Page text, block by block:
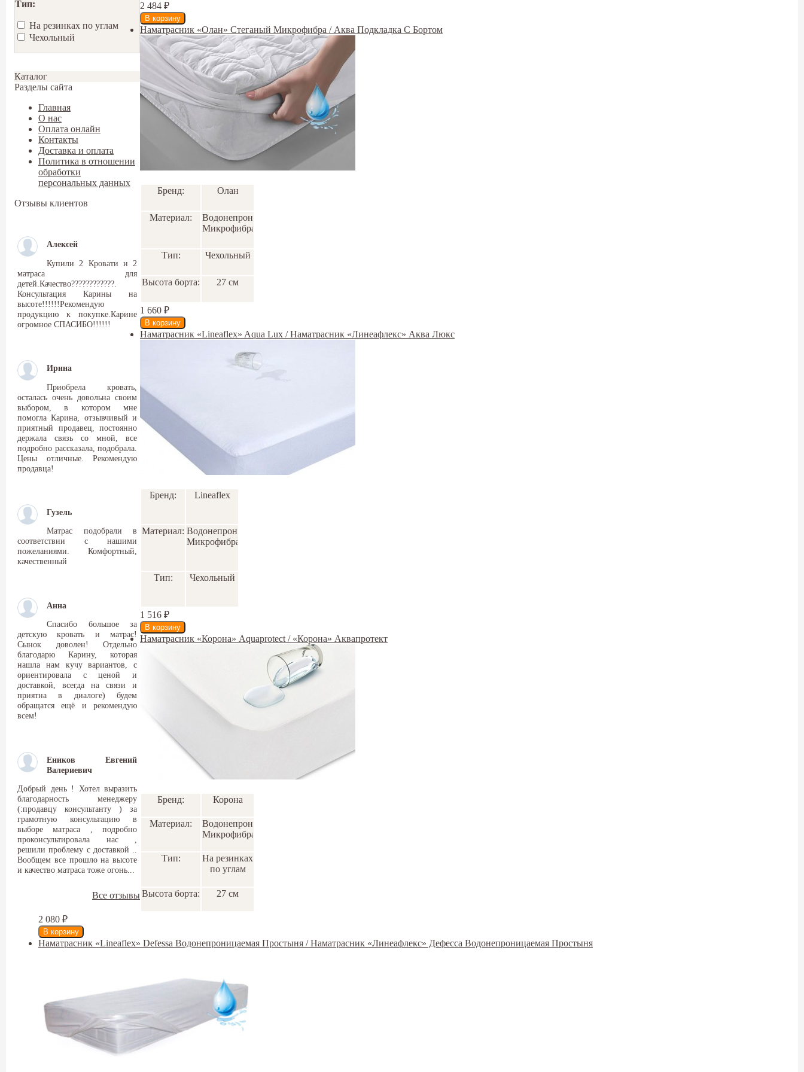
Тип:
На резинках по углам
Чехольный
Каталог
Разделы сайта
Главная
О нас
Оплата онлайн
Контакты
Доставка и оплата
Политика в отношении
обработки
персональных данных
Отзывы клиентов
Алексей
Купили 2 Кровати и 2
матраса для
детей.Качество????????????.
Консультация Карины на
высоте!!!!!!Рекомендую
продукцию к покупке.Карине
огромное СПАСИБО!!!!!!
Ирина
Приобрела кровать,
осталась очень довольна своим
выбором, в котором мне
помогла Карина, отзывчивый и
приятный продавец, постоянно
держала связь со мной, все
подробно рассказала, подобрала.
Цены отличные. Рекомендую
продавца!
Гузель
Матрас подобрали в
соответствии с нашими
пожеланиями. Комфортный,
качественный
Анна
Спасибо большое за
детскую кровать и матрас!
Сынок доволен! Отдельно
благодарю Карину, которая
нашла нам кучу вариантов, с
ориентировала с ценой и
доставкой, всегда на связи и
приятна в диалоге) будем
обращатся ещё и рекомендую
всем!
Еников Евгений
Валериевич
Добрый день ! Хотел выразить
благодарность менеджеру
(:продавцу консультанту ) за
грамотную консультацию в
выборе матраса , подробно
проконсультировала нас ,
решили проблему с доставкой ..
Вообщем все прошло на высоте
и качество матраса тоже огонь...
Все отзывы
2 484 ₽
Наматрасник «Олан» Стеганый Микрофибра / Аква Подкладка С Бортом
Бренд: Олан
Материал:
Водонепроницаемый,
Микрофибра
Тип: Чехольный
Высота борта: 27 см
1 660 ₽
Наматрасник «Lineaflex» Aqua Lux / Наматрасник «Линеафлекс» Аква Люкс
Бренд: Lineaflex
Материал: Водонепроницаемый,
Микрофибра
Тип: Чехольный
1 516 ₽
Наматрасник «Корона» Aquaprotect / «Корона» Аквапротект
Бренд: Корона
Материал:
Водонепроницаемый,
Микрофибра
Тип:
На резинках
по углам
Высота борта: 27 см
2 080 ₽
Наматрасник «Lineaflex» Defessa Водонепроницаемая Простыня / Наматрасник «Линеафлекс» Дефесса Водонепроницаемая Простыня